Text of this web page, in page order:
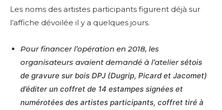
Les noms des artistes participants figurent déjà sur
l’affiche dévoilée il y a quelques jours.
Pour financer l’opération en 2018, les
organisateurs avaient demandé à l’ateliersétois
de gravure sur bois DPJ (Dugrip, Picard et Jacomet)
d’éditer un coffret de 14 estampes signées et
numérotées des artistes participants, coffret tiré à